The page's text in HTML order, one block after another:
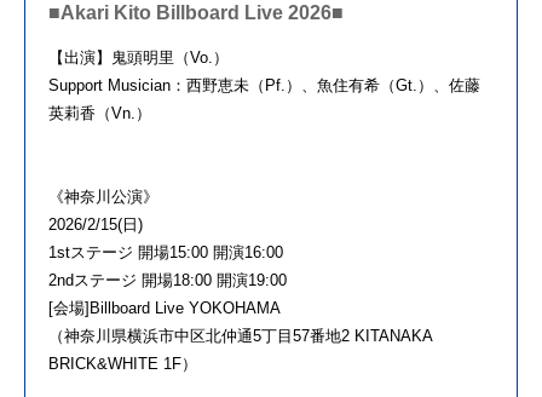
■Akari Kito Billboard Live 2026■
【出演】鬼頭明里（Vo.）
Support Musician：西野恵未（Pf.）、魚住有希（Gt.）、 佐藤
英莉香（Vn.）
《神奈川公演》
2026/2/15(日)
1stステージ 開場15:00 開演16:00
2ndステージ 開場18:00 開演19:00
[会場]Billboard Live YOKOHAMA
（神奈川県横浜市中区北仲通5丁目57番地2 KITANAKA
BRICK&WHITE 1F）